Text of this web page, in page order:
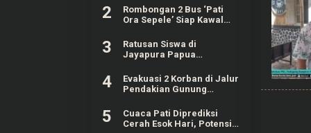
Berturut-turut
2
Rombongan 2 Bus ‘Pati
Ora Sepele’ Siap Kawal
Mendatang
3
Ratusan Siswa di
Jayapura Papua
SPPG Dicopot BGN
4
Evakuasi 2 Korban di Jalur
Pendakian Gunung
Tuntas Dilakukan
5
Cuaca Pati Diprediksi
Cerah Esok Hari, Potensi